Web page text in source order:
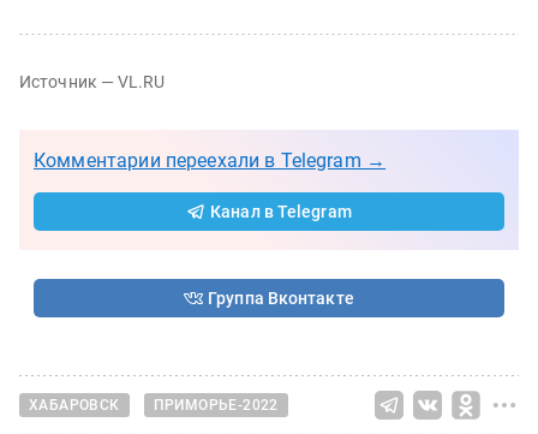
Источник — VL.RU
Комментарии переехали в Telegram →
Канал в Telegram
Группа Вконтакте
ХАБАРОВСК ПРИМОРЬЕ-2022